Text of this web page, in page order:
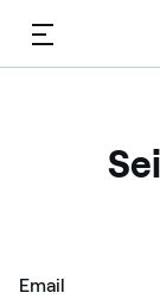
Menù
Login: user e
Email